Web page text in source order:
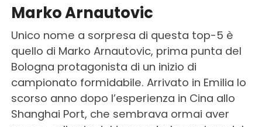
Marko Arnautovic
Unico nome a sorpresa di questa top-5 è
quello di Marko Arnautovic, prima punta del
Bologna protagonista di un inizio di
campionato formidabile. Arrivato in Emilia lo
scorso anno dopo l’esperienza in Cina allo
Shanghai Port, che sembrava ormai aver